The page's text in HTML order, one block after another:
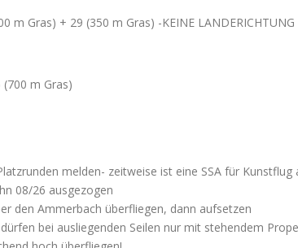
m Gras) + 29 (350 m Gras) -KEINE LANDERICHTUNG
(700 m Gras)
melden- zeitweise ist eine SSA für Kunstflug
08/26 ausgezogen
den Ammerbach überfliegen, dann aufsetzen
bei ausliegenden Seilen nur mit stehendem